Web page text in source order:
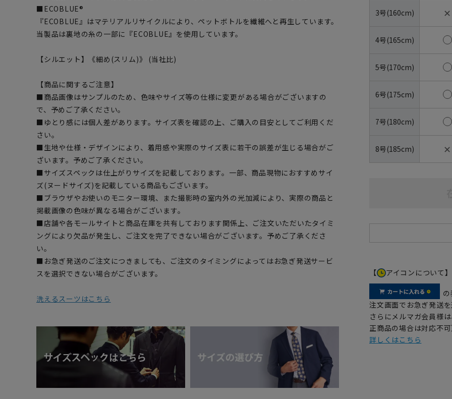
■ECOBLUE®
『ECOBLUE』はマテリアルリサイクルにより、ペットボトルを繊維へと再生しています。
当製品は裏地の糸の一部に『ECOBLUE』を使用しています。
【シルエット】《細め(スリム)》 (当社比)
【商品に関するご注意】
■商品画像はサンプルのため、色味やサイズ等の仕様に変更がある場合がございますの
で、予めご了承ください。
■ゆとり感には個人差があります。サイズ表を確認の上、ご購入の目安としてご利用くだ
さい。
■生地や仕様・デザインにより、着用感や実際のサイズ表に若干の誤差が生じる場合がご
ざいます。予めご了承ください。
■サイズスペックは仕上がりサイズを記載しております。一部、商品現物におすすめサイ
ズ(ヌードサイズ)を記載している商品もございます。
■ブラウザやお使いのモニター環境、また撮影時の室内外の光加減により、実際の商品と
掲載画像の色味が異なる場合がございます。
■店舗や各モールサイトと商品在庫を共有しております関係上、ご注文いただいたタイミ
ングにより欠品が発生し、ご注文を完了できない場合がございます。予めご了承くださ
い。
■お急ぎ発送のご注文につきましても、ご注文のタイミングによってはお急ぎ発送サービ
スを選択できない場合がございます。
洗えるスーツはこちら
3号(160cm) ✕
4号(165cm)
5号(170cm)
6号(175cm)
7号(180cm)
8号(185cm) ✕
【 アイコンについて】
注文画面でお急ぎ発送
さらにメルマガ会員様
正商品の場合は対応不
詳しくはこちら